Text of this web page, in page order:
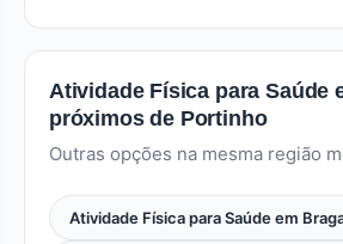
Atividade Física para Saúde
próximos de Portinho
Outras opções na mesma região
Atividade Física para Saúde em